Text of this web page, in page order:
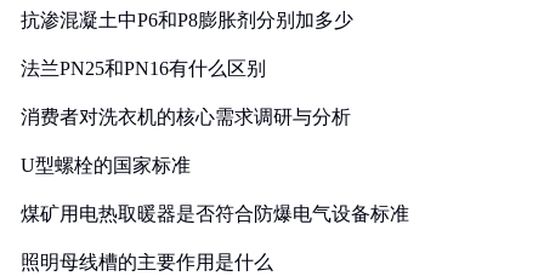
抗渗混凝土中P6和P8膨胀剂分别加多少
法兰PN25和PN16有什么区别
消费者对洗衣机的核心需求调研与分析
U型螺栓的国家标准
煤矿用电热取暖器是否符合防爆电气设备标准
照明母线槽的主要作用是什么